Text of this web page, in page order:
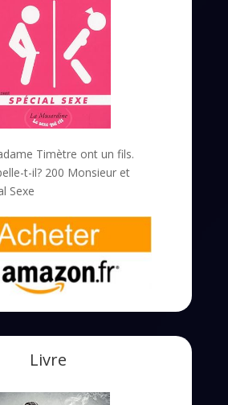
Timètre ont un fils.
t-il? 200 Monsieur et
Sexe
Livre